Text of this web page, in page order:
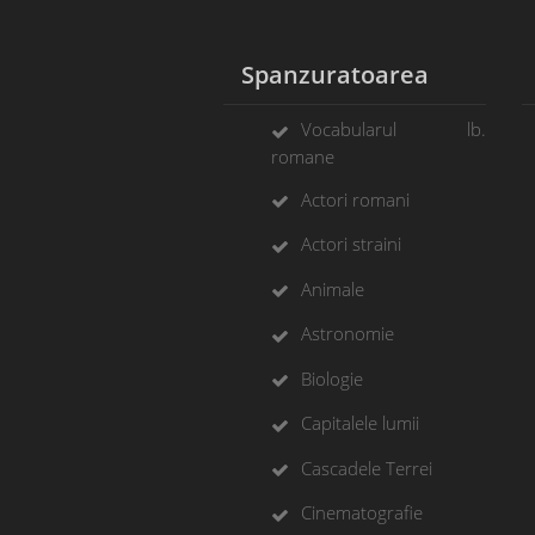
Spanzuratoarea
Vocabularul lb.
romane
Actori romani
Actori straini
Animale
Astronomie
Biologie
Capitalele lumii
Cascadele Terrei
Cinematografie